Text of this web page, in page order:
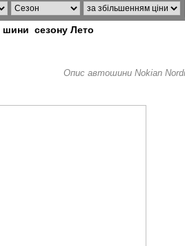
сезону Лето
Опис автошини Nokian